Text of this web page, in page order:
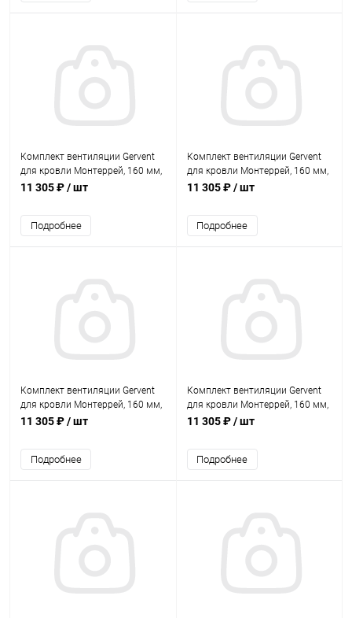
Комплект вентиляции Gervent
для кровли Монтеррей, 160 мм,
труба изолированная 125 мм,
11 305 ₽/ шт
Подробнее
Комплект вентиляции Gervent
для кровли Монтеррей, 160 мм,
труба изолированная 150 мм,
11 305 ₽/ шт
Подробнее
Комплект вентиляции Gervent
для кровли Монтеррей, 160 мм,
труба изолированная 150 мм,
11 305 ₽/ шт
Подробнее
Комплект вентиляции Gervent
для кровли Монтеррей, 160 мм,
труба изолированная 150 мм,
11 305 ₽/ шт
Подробнее